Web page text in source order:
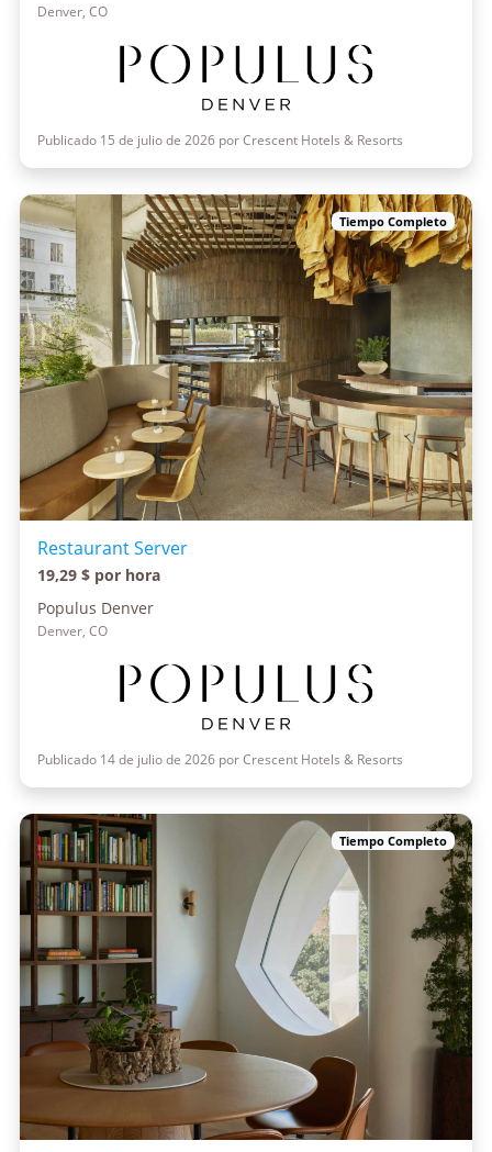
Denver, CO
Publicado 15 de julio de 2026 por Crescent Hotels & Resorts
Tiempo Completo
Restaurant Server
19,29 $ por hora
Populus Denver
Denver, CO
Publicado 14 de julio de 2026 por Crescent Hotels & Resorts
Tiempo Completo